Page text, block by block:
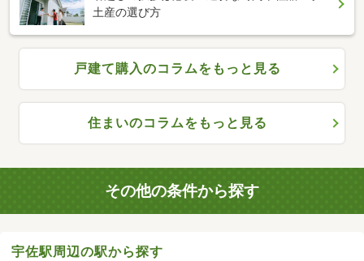
土産の選び方
戸建て購入のコラムをもっと見る
住まいのコラムをもっと見る
その他の条件から探す
宇佐駅周辺の駅から探す